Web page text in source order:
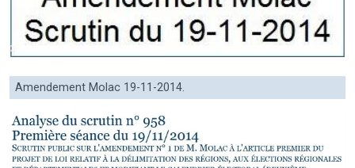
Amendement Molac 19-11-2014.